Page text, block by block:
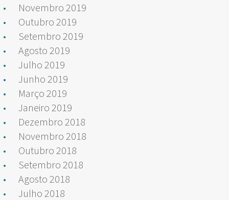
Novembro 2019
Outubro 2019
Setembro 2019
Agosto 2019
Julho 2019
Junho 2019
Março 2019
Janeiro 2019
Dezembro 2018
Novembro 2018
Outubro 2018
Setembro 2018
Agosto 2018
Julho 2018